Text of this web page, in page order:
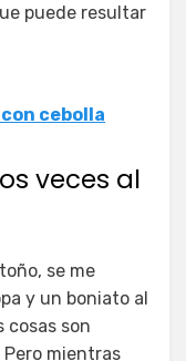
puede resultar
cebolla
veces al
se me
y un boniato al
cosas son
Pero mientras